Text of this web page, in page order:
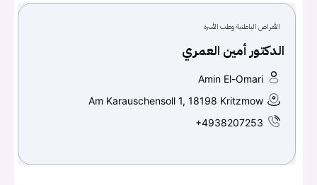
الأمراض الباطنية وطب الأسرة
الدكتور أمين العمري
Amin El-Omari
Am Karauschensoll 1, 18198 Kritzmow
+4938207253